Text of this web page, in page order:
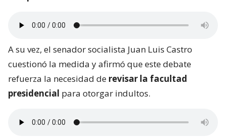
A su vez, el senador socialista Juan Luis Castro
cuestionó la medida y afirmó que este debate
refuerza la necesidad de revisar la facultad
presidencial para otorgar indultos.